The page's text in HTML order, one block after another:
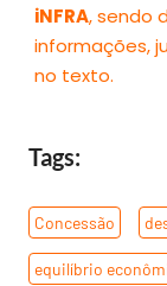
iNFRA, sendo
informações,
no texto.
Tags:
Concessão
equilíbrio